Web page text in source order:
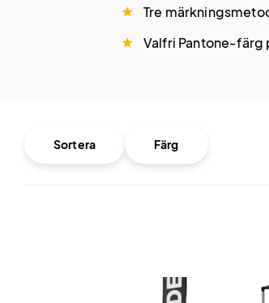
Tre
Valfri Pantone-färg
Sortera Färg